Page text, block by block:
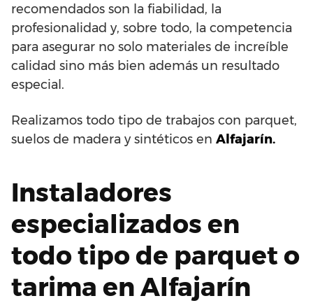
recomendados son la fiabilidad, la
profesionalidad y, sobre todo, la competencia
para asegurar no solo materiales de increíble
calidad sino más bien además un resultado
especial.
Realizamos todo tipo de trabajos con parquet,
suelos de madera y sintéticos en Alfajarín.
Instaladores
especializados en
todo tipo de parquet o
tarima en Alfajarín